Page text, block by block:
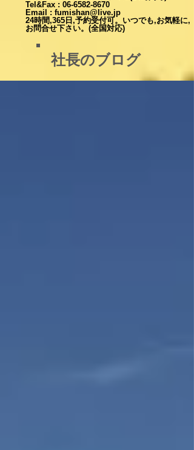
Tel&Fax : 06-6582-8670
Email
: fumishan@live.jp
24時間,365日,予約受付可。いつでも,お気軽に,
お問合せ下さい。(全国対応)
社長のブログ